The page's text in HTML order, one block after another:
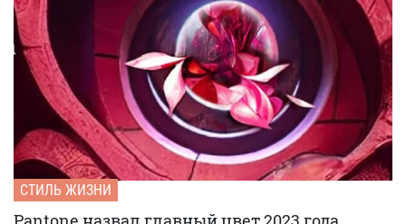
СТИЛЬ ЖИЗНИ